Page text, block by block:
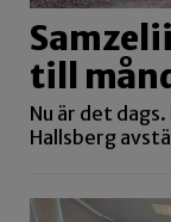
till
Nu är det
Hallsberg